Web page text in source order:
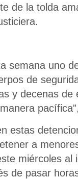
de la tolda
semana uno
de
y decenas de
estas
a
miércoles al
de pasar